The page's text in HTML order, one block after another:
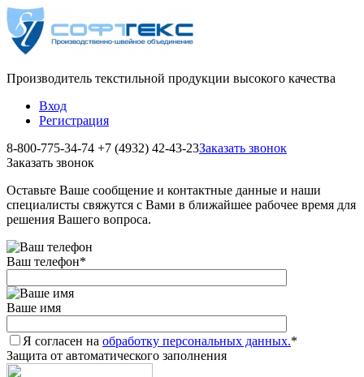
Производитель текстильной продукции высокого качества
Вход
Регистрация
8-800-775-34-74 +7 (4932) 42-43-23Заказать звонок
Заказать звонок
Оставьте Ваше сообщение и контактные данные и наши
специалисты свяжутся с Вами в ближайшее рабочее время для
решения Вашего вопроса.
Ваш телефон*
Ваше имя
Я согласен на обработку персональных данных.*
Защита от автоматического заполнения